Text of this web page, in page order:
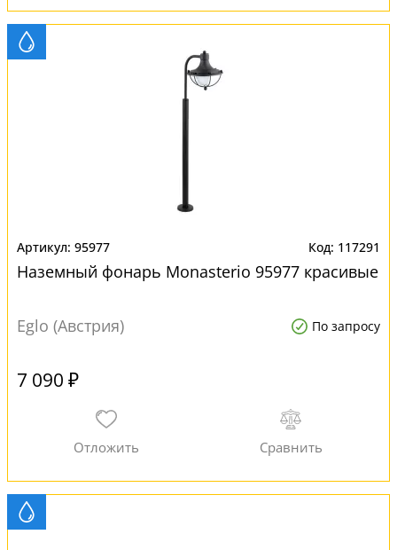
95977 117291
Наземный фонарь Monasterio 95977 красивые
Eglo (Австрия) По запросу
7 090 ₽